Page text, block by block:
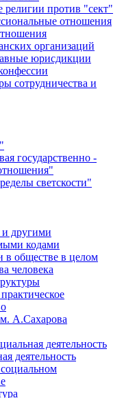
против "сект"
отношения
организаций
юрисдикции
сотрудничества и
государственно -
светскости"
другими
кодами
в обществе в целом
человека
А.Сахарова
деятельность
деятельность